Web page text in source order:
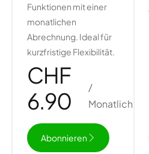
Funktionen mit einer
monatlichen
Abrechnung. Ideal für
kurzfristige Flexibilität.
CHF
6.90
/
Monatlich
Abonnieren